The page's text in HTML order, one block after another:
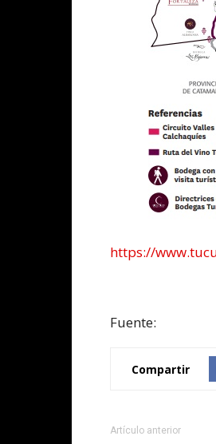
https://
Fuente:
Compartir
Artículo anterior